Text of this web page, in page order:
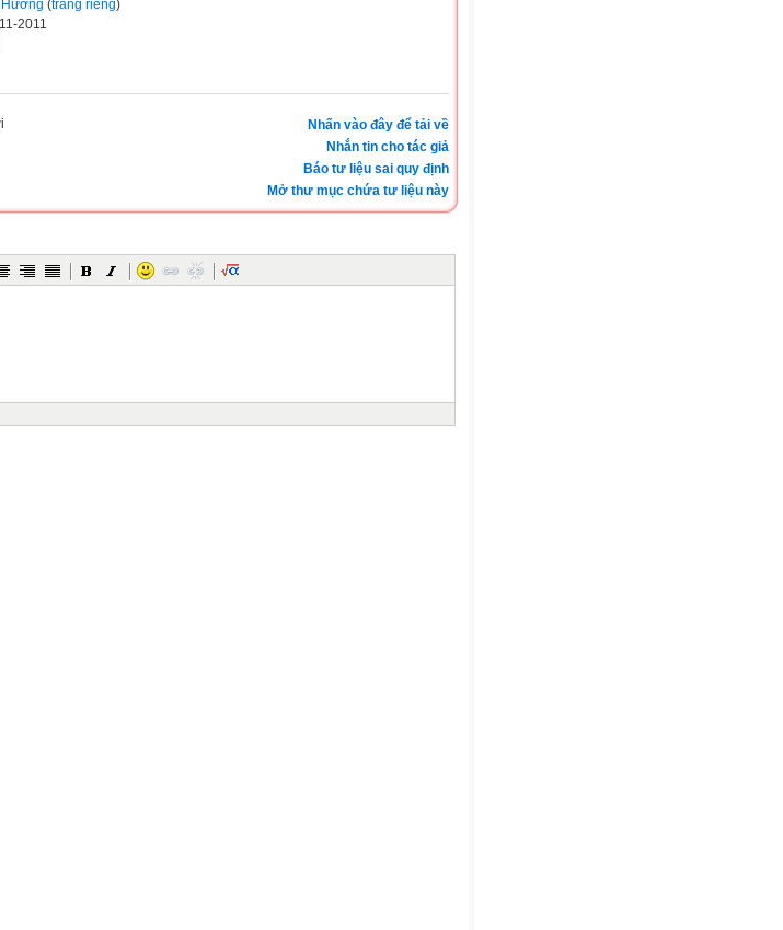
Hương (trang riêng)
2011
Nhấn vào đây để tải về
Nhắn tin cho tác giả
Báo tư liệu sai quy định
Mở thư mục chứa tư liệu này